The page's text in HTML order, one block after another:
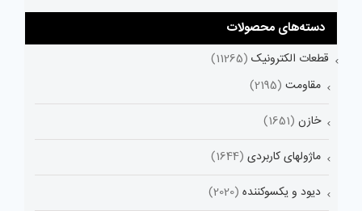
دسته‌های محصولات
قطعات الکترونیک (11265)
مقاومت (2195)
خازن (1651)
ماژولهای کاربردی (1644)
دیود و یکسوکننده (2020)